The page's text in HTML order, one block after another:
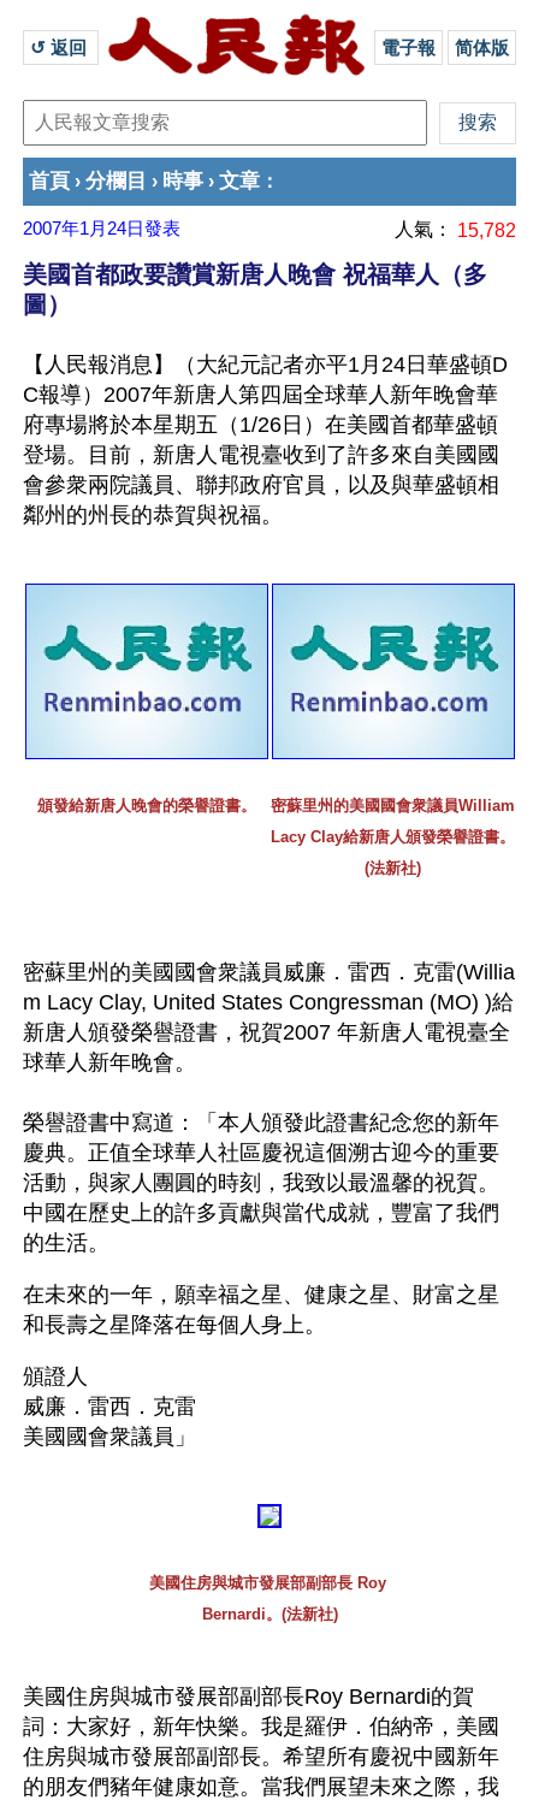
↺ 返回 電子報 简体版
首頁 › 分欄目 › 時事 › 文章 ：
2007年1月24日發表 人氣： 15,782
美國首都政要讚賞新唐人晚會 祝福華人（多
圖）
【人民報消息】（大紀元記者亦平1月24日華盛頓D
C報導）2007年新唐人第四屆全球華人新年晚會華
府專場將於本星期五（1/26日）在美國首都華盛頓
登場。目前，新唐人電視臺收到了許多來自美國國
會參衆兩院議員、聯邦政府官員，以及與華盛頓相
鄰州的州長的恭賀與祝福。
頒發給新唐人晚會的榮譽證書。
密蘇里州的美國國會衆議員William
Lacy Clay給新唐人頒發榮譽證書。
(法新社)
密蘇里州的美國國會衆議員威廉．雷西．克雷(Willia
m Lacy Clay, United States Congressman (MO) )給
新唐人頒發榮譽證書，祝賀2007 年新唐人電視臺全
球華人新年晚會。
榮譽證書中寫道：「本人頒發此證書紀念您的新年
慶典。正值全球華人社區慶祝這個溯古迎今的重要
活動，與家人團圓的時刻，我致以最溫馨的祝賀。
中國在歷史上的許多貢獻與當代成就，豐富了我們
的生活。
在未來的一年，願幸福之星、健康之星、財富之星
和長壽之星降落在每個人身上。
頒證人
威廉．雷西．克雷
美國國會衆議員」
美國住房與城市發展部副部長 Roy
Bernardi。(法新社)
美國住房與城市發展部副部長Roy Bernardi的賀
詞：大家好，新年快樂。我是羅伊．伯納帝，美國
住房與城市發展部副部長。希望所有慶祝中國新年
的朋友們豬年健康如意。當我們展望未來之際，我